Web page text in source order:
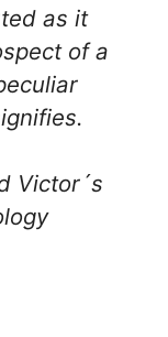
as it
of a
Victor´s